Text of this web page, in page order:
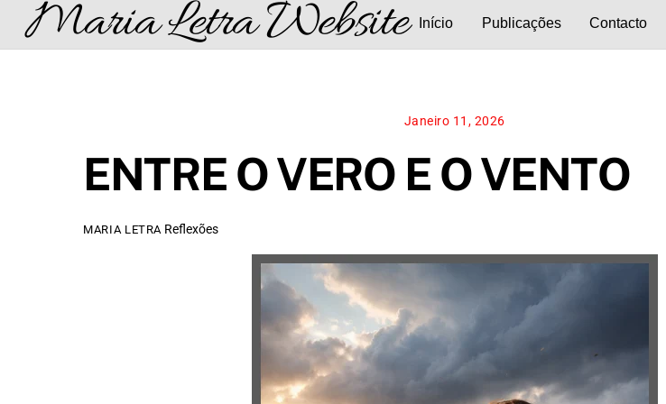
Maria Letra Website Início Publicações Contacto
Janeiro 11, 2026
ENTRE O VERO E O VENTO
MARIA LETRA Reflexões